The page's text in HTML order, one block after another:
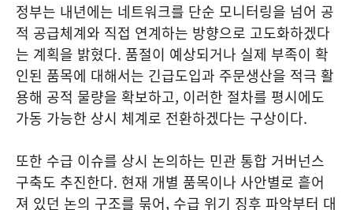
정부는 내년에는 네트워크를 단순 모니터링을 넘어 공
적 공급체계와 직접 연계하는 방향으로 고도화하겠다
는 계획을 밝혔다. 품절이 예상되거나 실제 부족이 확
인된 품목에 대해서는 긴급도입과 주문생산을 적극 활
용해 공적 물량을 확보하고, 이러한 절차를 평시에도
가동 가능한 상시 체계로 전환하겠다는 구상이다.
또한 수급 이슈를 상시 논의하는 민관 통합 거버넌스
구축도 추진한다. 현재 개별 품목이나 사안별로 흩어
져 있던 논의 구조를 묶어, 수급 위기 징후 파악부터 대